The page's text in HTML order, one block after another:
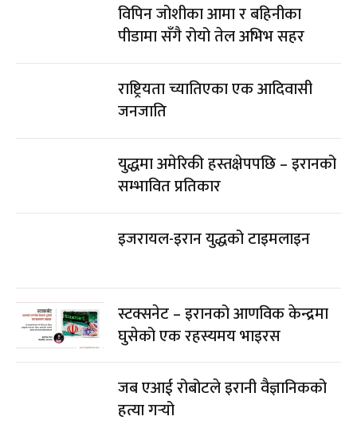
विपिन जोशीका आमा र बहिनीका
पीडामा सँगै रोयो तेल अभिभ सहर
राष्ट्रियता च्यातिएका एक आदिवासी
जनजाति
युद्धमा अमेरिकी हस्तक्षेपपछि – इरानको
सम्भावित प्रतिकार
इजरायल-इरान युद्धको टाइमलाइन
स्टक्सनेट – इरानको आणविक केन्द्रमा
घुसेको एक रहस्यमय भाइरस
जब एआई रोबोटले इरानी वैज्ञानिकको
हत्या गर्‍यो